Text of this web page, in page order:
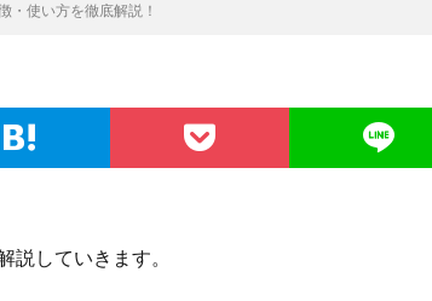
・使い方を徹底解説！
説していきます。